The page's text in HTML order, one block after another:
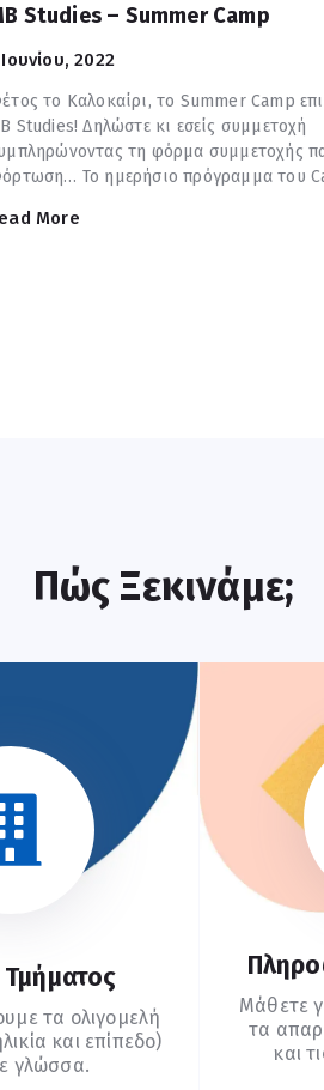
Studies – Summer Camp
2022
το Καλοκαίρι, το Summer Camp
Studies! Δηλώστε κι εσείς συμμετοχή
τη φόρμα συμμετοχής
Το ημερήσιο πρόγραμμα του
More
Πώς Ξεκινάμε;
τα ολιγομελή
και επίπεδο)
γλώσσα.
Μάθετε
τα
και